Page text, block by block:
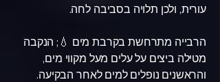
עורית, ולכן תלויה בסביבה לחה.
הרבייה מתרחשת בקרבת מים 💧; הנקבה
מטילה ביצים על עלים מעל מקווי מים,
והראשנים נופלים למים לאחר הבקיעה.